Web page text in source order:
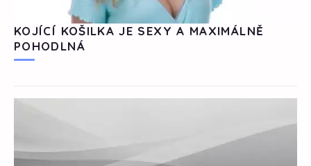
KOJÍCÍ KOŠILKA JE SEXY A MAXIMÁLNĚ
POHODLNÁ